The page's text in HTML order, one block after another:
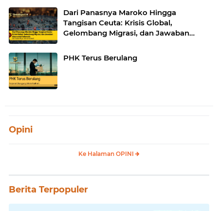
Dari Panasnya Maroko Hingga
Tangisan Ceuta: Krisis Global,
Gelombang Migrasi, dan Jawaban
PHK Terus Berulang
Opini
Ke Halaman OPINI
Berita Terpopuler